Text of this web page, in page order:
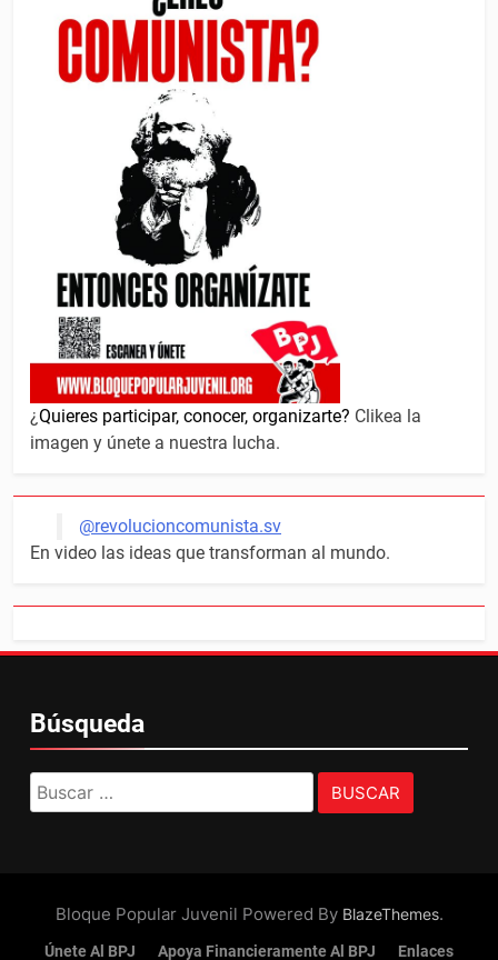
¿Quieres participar, conocer, organizarte? Clikea la
imagen y únete a nuestra lucha.
@revolucioncomunista.sv
En video las ideas que transforman al mundo.
Búsqueda
Buscar:
Bloque Popular Juvenil Powered By BlazeThemes.
Únete Al BPJ Apoya Financieramente Al BPJ Enlaces